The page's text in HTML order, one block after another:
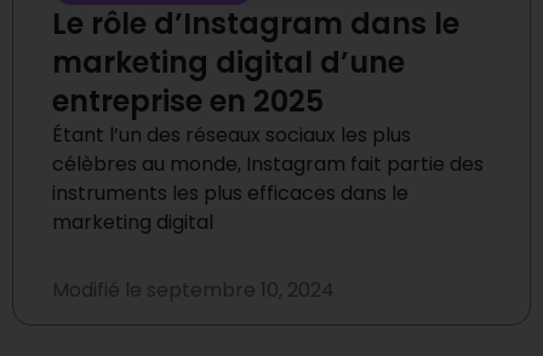
Le rôle d’Instagram dans le
marketing digital d’une
entreprise en 2025
Étant l’un des réseaux sociaux les plus
célèbres au monde, Instagram fait partie des
instruments les plus efficaces dans le
marketing digital
Modifié le septembre 10, 2024